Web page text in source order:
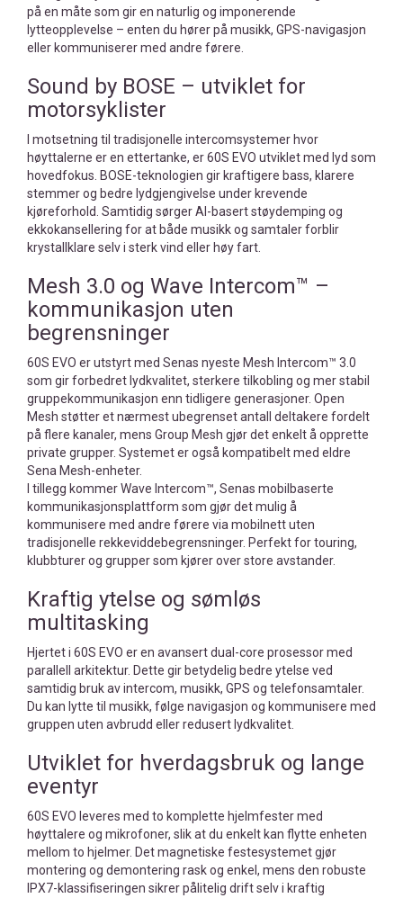
på en måte som gir en naturlig og imponerende
lytteopplevelse – enten du hører på musikk, GPS-navigasjon
eller kommuniserer med andre førere.
Sound by BOSE – utviklet for
motorsyklister
I motsetning til tradisjonelle intercomsystemer hvor
høyttalerne er en ettertanke, er 60S EVO utviklet med lyd som
hovedfokus. BOSE-teknologien gir kraftigere bass, klarere
stemmer og bedre lydgjengivelse under krevende
kjøreforhold. Samtidig sørger AI-basert støydemping og
ekkokansellering for at både musikk og samtaler forblir
krystallklare selv i sterk vind eller høy fart.
Mesh 3.0 og Wave Intercom™ –
kommunikasjon uten
begrensninger
60S EVO er utstyrt med Senas nyeste Mesh Intercom™ 3.0
som gir forbedret lydkvalitet, sterkere tilkobling og mer stabil
gruppekommunikasjon enn tidligere generasjoner. Open
Mesh støtter et nærmest ubegrenset antall deltakere fordelt
på flere kanaler, mens Group Mesh gjør det enkelt å opprette
private grupper. Systemet er også kompatibelt med eldre
Sena Mesh-enheter.
I tillegg kommer Wave Intercom™, Senas mobilbaserte
kommunikasjonsplattform som gjør det mulig å
kommunisere med andre førere via mobilnett uten
tradisjonelle rekkeviddebegrensninger. Perfekt for touring,
klubbturer og grupper som kjører over store avstander.
Kraftig ytelse og sømløs
multitasking
Hjertet i 60S EVO er en avansert dual-core prosessor med
parallell arkitektur. Dette gir betydelig bedre ytelse ved
samtidig bruk av intercom, musikk, GPS og telefonsamtaler.
Du kan lytte til musikk, følge navigasjon og kommunisere med
gruppen uten avbrudd eller redusert lydkvalitet.
Utviklet for hverdagsbruk og lange
eventyr
60S EVO leveres med to komplette hjelmfester med
høyttalere og mikrofoner, slik at du enkelt kan flytte enheten
mellom to hjelmer. Det magnetiske festesystemet gjør
montering og demontering rask og enkel, mens den robuste
IPX7-klassifiseringen sikrer pålitelig drift selv i kraftig